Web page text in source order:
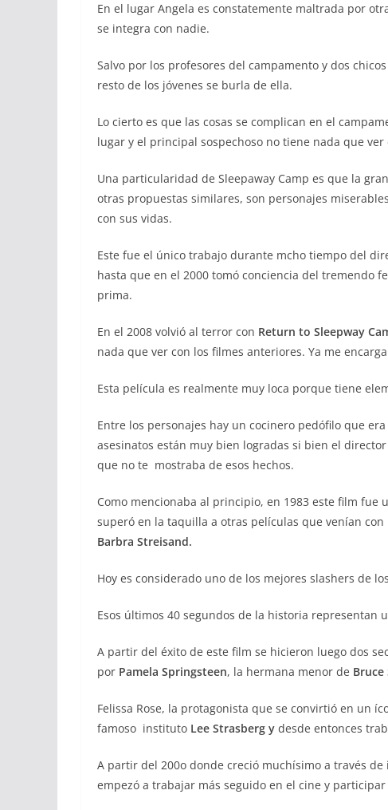
En el lugar Angela es constatemente maltrada por
se integra con nadie.
Salvo por los profesores del campamento y dos
resto de los jóvenes se burla de ella.
Lo cierto es que las cosas se complican en el
lugar y el principal sospechoso no tiene nada que ver
Una particularidad de Sleepaway Camp es que la
otras propuestas similares, son personajes
con sus vidas.
Este fue el único trabajo durante mcho tiempo del
hasta que en el 2000 tomó conciencia del tremendo
prima.
En el 2008 volvió al terror con Return to Sleepway
nada que ver con los filmes anteriores. Ya me
Esta película es realmente muy loca porque tiene
Entre los personajes hay un cocinero pedófilo que
asesinatos están muy bien logradas si bien el
que no te mostraba de esos hechos.
Como mencionaba al principio, en 1983 este film fue
superó en la taquilla a otras películas que venían
Barbra Streisand.
Hoy es considerado uno de los mejores slashers de
Esos últimos 40 segundos de la historia representan
A partir del éxito de este film se hicieron luego dos
por Pamela Springsteen, la hermana menor de Bruce
Felissa Rose, la protagonista que se convirtió en un
famoso instituto Lee Strasberg y desde entonces
A partir del 200o donde creció muchísimo a través
empezó a trabajar más seguido en el cine y